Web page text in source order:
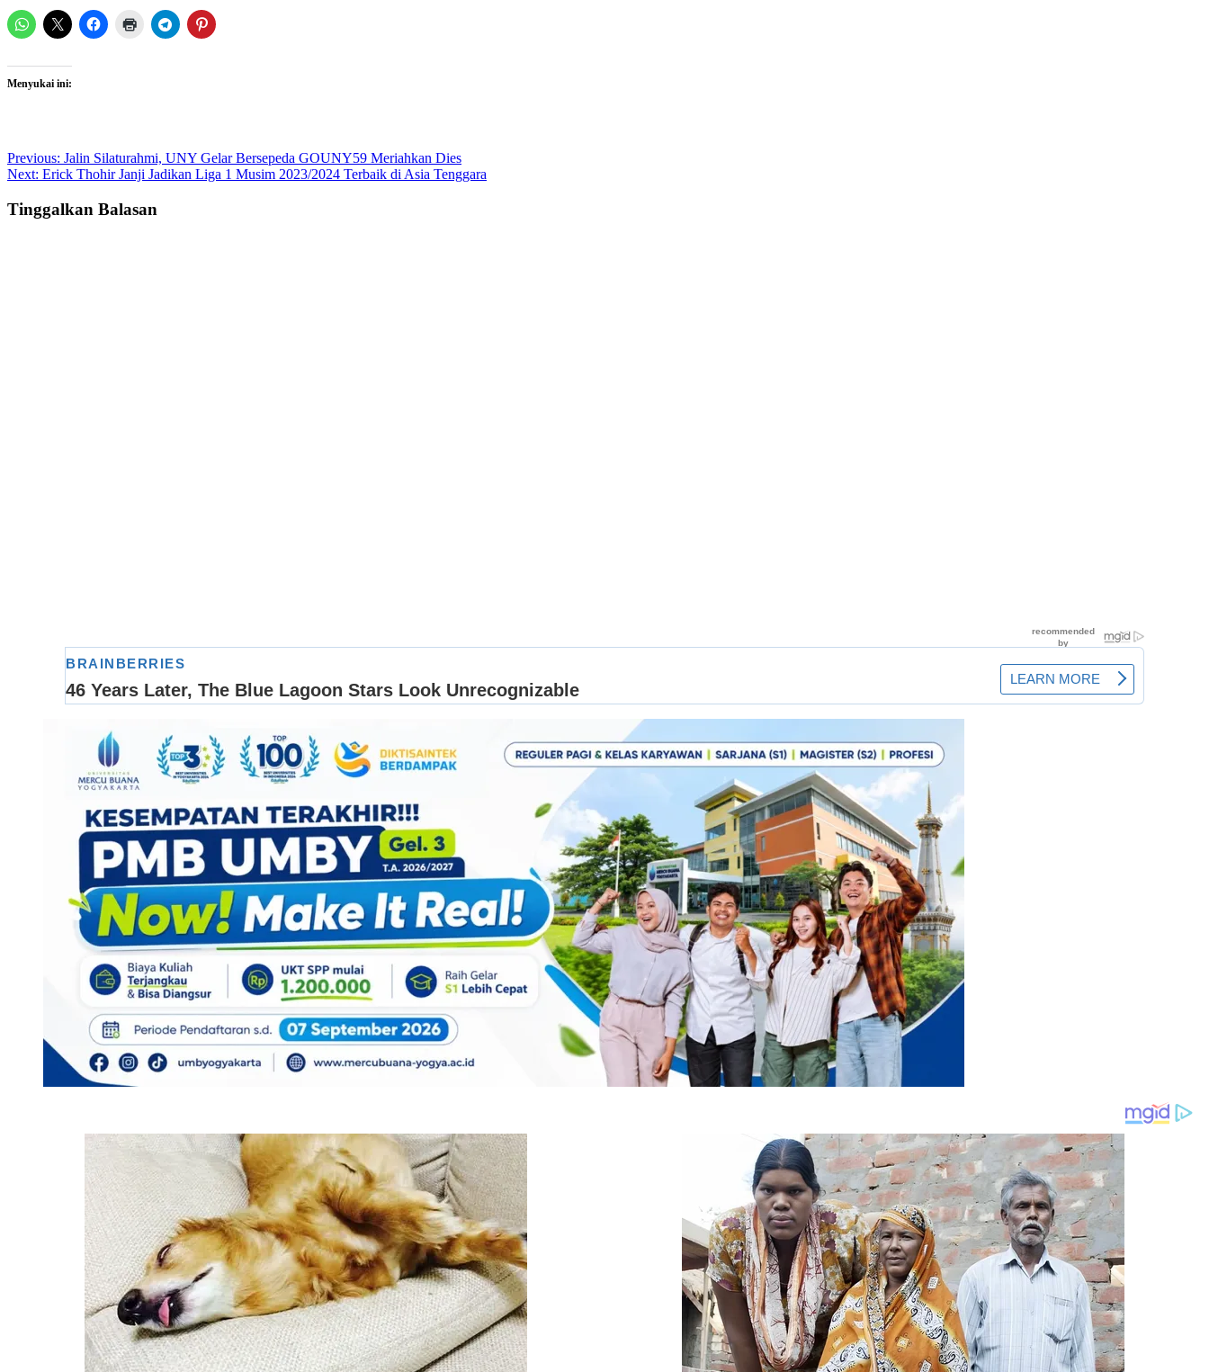
Menyukai ini:
Post
navigation
Previous: Jalin Silaturahmi, UNY Gelar Bersepeda GOUNY59 Meriahkan Dies
Next: Erick Thohir Janji Jadikan Liga 1 Musim 2023/2024 Terbaik di Asia Tenggara
Tinggalkan Balasan